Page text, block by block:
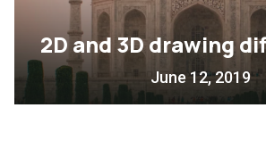
2D and 3D drawing
June 12, 2019